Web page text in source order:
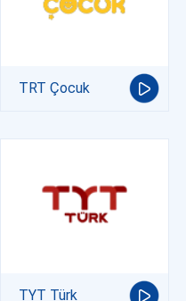
TRT Çocuk
TYT Türk